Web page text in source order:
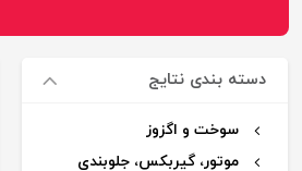
دسته بندی نتایج
سوخت و اگزوز
موتور، گیربکس، جلوبندی